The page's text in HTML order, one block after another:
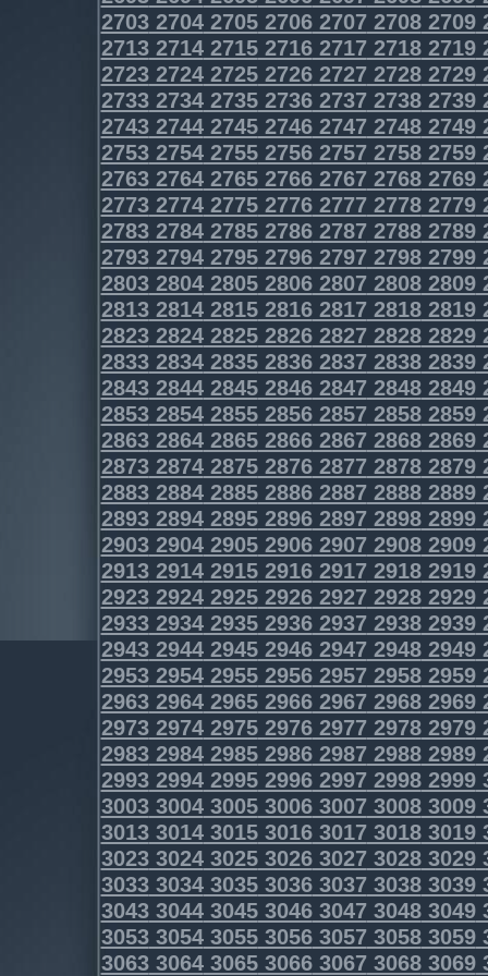
2703270427052706270727082709
2713271427152716271727182719
2723272427252726272727282729
2733273427352736273727382739
2743274427452746274727482749
2753275427552756275727582759
2763276427652766276727682769
2773277427752776277727782779
2783278427852786278727882789
2793279427952796279727982799
2803280428052806280728082809
2813281428152816281728182819
2823282428252826282728282829
2833283428352836283728382839
2843284428452846284728482849
2853285428552856285728582859
2863286428652866286728682869
2873287428752876287728782879
2883288428852886288728882889
2893289428952896289728982899
2903290429052906290729082909
2913291429152916291729182919
2923292429252926292729282929
2933293429352936293729382939
2943294429452946294729482949
2953295429552956295729582959
2963296429652966296729682969
2973297429752976297729782979
2983298429852986298729882989
2993299429952996299729982999
3003300430053006300730083009
3013301430153016301730183019
3023302430253026302730283029
3033303430353036303730383039
3043304430453046304730483049
3053305430553056305730583059
3063306430653066306730683069